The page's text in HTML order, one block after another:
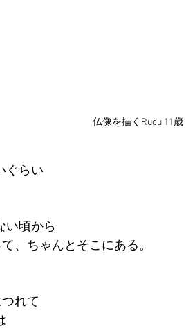
仏像を描くRucu 11歳
ぐらい
い頃から
、ちゃんとそこにある。
れて